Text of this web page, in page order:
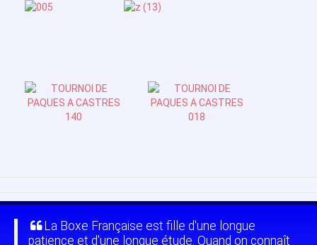
La Boxe Française est fille d'une longue
patience et d'une longue étude. Quand on connaît